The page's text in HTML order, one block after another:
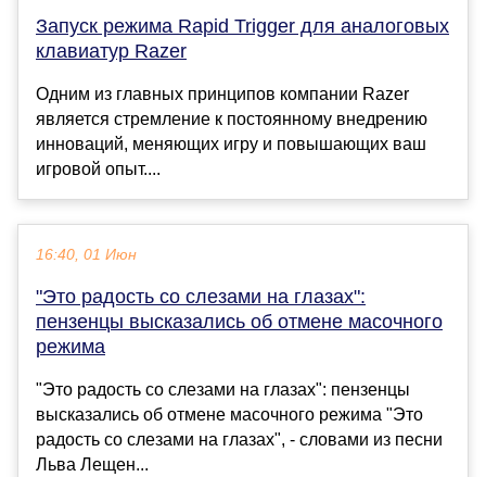
Запуск режима Rapid Trigger для аналоговых
клавиатур Razer
Одним из главных принципов компании Razer
является стремление к постоянному внедрению
инноваций, меняющих игру и повышающих ваш
игровой опыт....
16:40, 01 Июн
"Это радость со слезами на глазах":
пензенцы высказались об отмене масочного
режима
"Это радость со слезами на глазах": пензенцы
высказались об отмене масочного режима "Это
радость со слезами на глазах", - словами из песни
Льва Лещен...